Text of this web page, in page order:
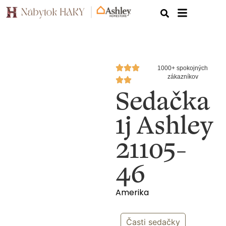
1000+ spokojných
zákazníkov
Sedačka
1j Ashley
21105-
46
Amerika
Časti sedačky